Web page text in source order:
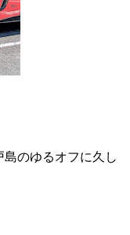
島のゆるオフに久し